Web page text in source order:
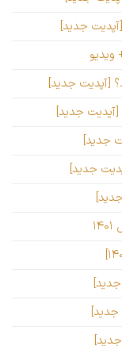
جدید]
[آپدیت جدید]
جدید]
جدید]
جدید]
جدید]